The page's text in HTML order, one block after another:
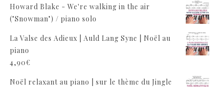
Howard Blake - We're walking in the air
("Snowman") / piano solo
La Valse des Adieux | Auld Lang Syne | Noël au
piano
4,90€
Noël relaxant au piano | sur le thème du Jingle